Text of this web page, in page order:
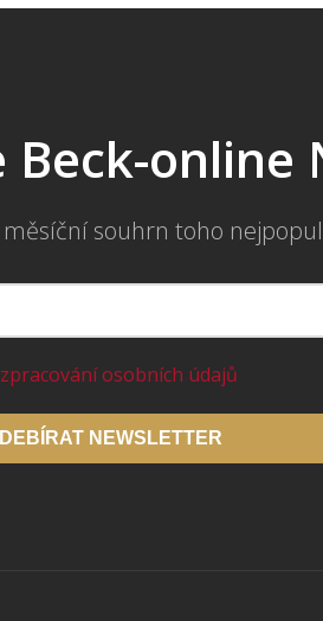
online
souhrn toho
zpracování osobních údajů
NEWSLETTER